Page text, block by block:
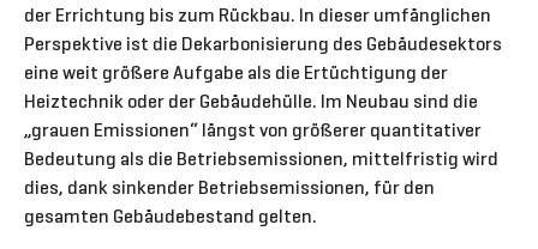
der Errichtung bis zum Rückbau. In dieser umfänglichen
Perspektive ist die Dekarbonisierung des Gebäudesektors
eine weit größere Aufgabe als die Ertüchtigung der
Heiztechnik oder der Gebäudehülle. Im Neubau sind die
„grauen Emissionen“ längst von größerer quantitativer
Bedeutung als die Betriebsemissionen, mittelfristig wird
dies, dank sinkender Betriebsemissionen, für den
gesamten Gebäudebestand gelten.